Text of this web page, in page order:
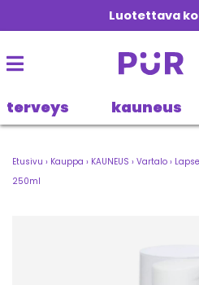
Luotettava
terveys kauneus
Etusivu › Kauppa › KAUNEUS › Vartalo ›
250ml